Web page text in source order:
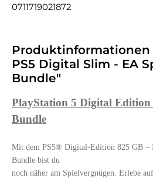
0711719021872
Produktinformationen
PS5 Digital Slim - EA
Bundle"
PlayStation 5 Digital Edition
Bundle
Mit dem PS5® Digital-Edition 825 GB –
Bundle bist du
noch näher am Spielvergnügen. Erlebe